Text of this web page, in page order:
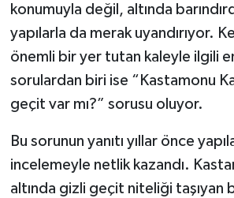
konumuyla değil, altında
yapılarla da merak uyandırıyor.
önemli bir yer tutan kaleyle ilgili
sorulardan biri ise “Kastamonu
geçit var mı?” sorusu oluyor.
Bu sorunun yanıtı yıllar önce
incelemeyle netlik kazandı.
altında gizli geçit niteliği taşıyan
Merkez Haberleri
Pınarbaşı Haberleri
Şenpazar Haberleri
Taşköprü Haberleri